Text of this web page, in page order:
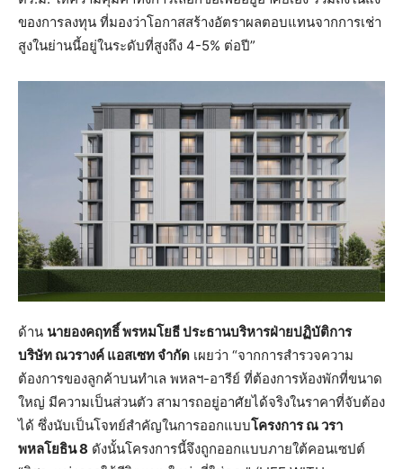
ของการลงทุน ที่มองว่าโอกาสสร้างอัตราผลตอบแทนจากการเช่า
สูงในย่านนี้อยู่ในระดับที่สูงถึง 4-5% ต่อปี”
ด้าน นายองคฤทธิ์ พรหมโยธี ประธานบริหารฝ่ายปฏิบัติการ
บริษัท ณวรางค์ แอสเซท จำกัด เผยว่า “จากการสำรวจความ
ต้องการของลูกค้าบนทำเล พหลฯ-อารีย์ ที่ต้องการห้องพักที่ขนาด
ใหญ่ มีความเป็นส่วนตัว สามารถอยู่อาศัยได้จริงในราคาที่จับต้อง
ได้ ซึ่งนับเป็นโจทย์สำคัญในการออกแบบโครงการ ณ วรา
พหลโยธิน 8 ดังนั้นโครงการนี้จึงถูกออกแบบภายใต้คอนเซปต์